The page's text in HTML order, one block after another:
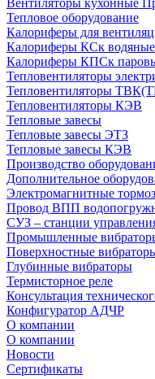
Вентиляторы кухонные
Тепловое оборудование
Калориферы для
Калориферы КСк водяные
Калориферы КПСк
Тепловентиляторы
Тепловентиляторы
Тепловентиляторы КЭВ
Тепловые завесы
Тепловые завесы ЭТЗ
Тепловые завесы КЭВ
Производство
Дополнительное
Электромагнитные
Провод ВПП
СУЗ – станции
Промышленные
Поверхностные
Глубинные вибраторы
Термисторное реле
Консультация
Конфигуратор АДЧР
О компании
О компании
Новости
Сертификаты